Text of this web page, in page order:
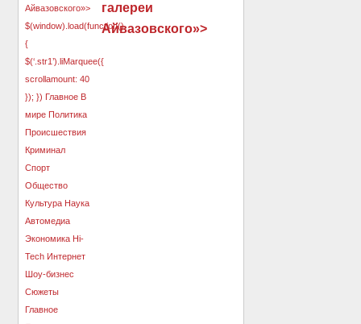
галереи
Айвазовского»>